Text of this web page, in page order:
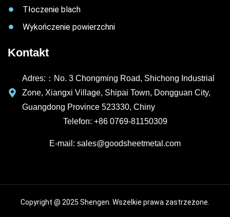
Tłoczenie blach
Wykończenie powierzchni
Kontakt
Adres:：No. 3 Chongming Road, Shichong Industrial
Zone, Xiangxi Village, Shipai Town, Dongguan City,
Guangdong Province 523330, Chiny
Telefon: +86 0769-81150309
E-mail: sales@goodsheetmetal.com
Copyright @ 2025 Shengen. Wszelkie prawa zastrzeżone.